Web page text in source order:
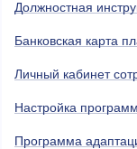
Должностная
Банковская карта
Личный кабинет
Настройка
Программа